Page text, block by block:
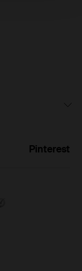
Pinterest